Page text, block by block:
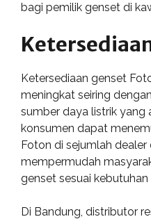
bagi pemilik genset di
Ketersediaan genset
meningkat seiring
sumber daya listrik yang
konsumen dapat
Foton di sejumlah dealer
mempermudah
genset sesuai kebutuhan
Di Bandung, distributor